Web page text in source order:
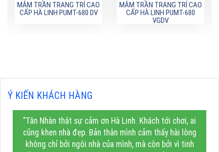
MÂM TRẦN TRANG TRÍ CAO
CẤP HÀ LINH PUMT-680 DV
MÂM TRẦN TRANG TRÍ CAO
CẤP HÀ LINH PUMT-680
VGDV
Ý KIẾN KHÁCH HÀNG
"Tân Nhàn thật sự cảm ơn Hà Linh. Khách tới chơi, ai
cũng khen nhà đẹp. Bản thân mình cảm thấy hài lòng
không chỉ bởi ngôi nhà của mình, mà còn bởi vì tinh